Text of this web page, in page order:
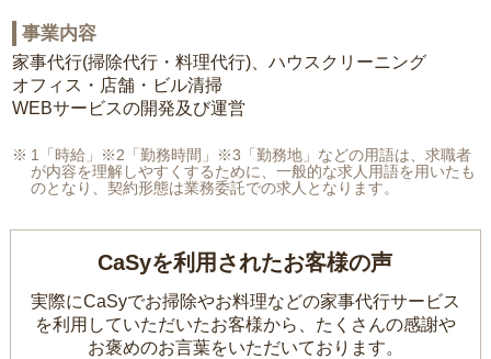
事業内容
家事代行(掃除代行・料理代行)、ハウスクリーニング
オフィス・店舗・ビル清掃
WEBサービスの開発及び運営
1「時給」※2「勤務時間」※3「勤務地」などの用語は、求職者
が内容を理解しやすくするために、一般的な求人用語を用いたも
のとなり、契約形態は業務委託での求人となります。
CaSyを利用されたお客様の声
実際にCaSyでお掃除やお料理などの家事代行サービス
を利用していただいたお客様から、 たくさんの感謝や
お褒めのお言葉をいただいております。